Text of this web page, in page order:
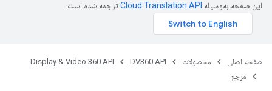
این صفحه به‌وسیله ترجمه شده است.
صفحه اصلی محصولات DV360 API
Display & Video 360 API
مرجع